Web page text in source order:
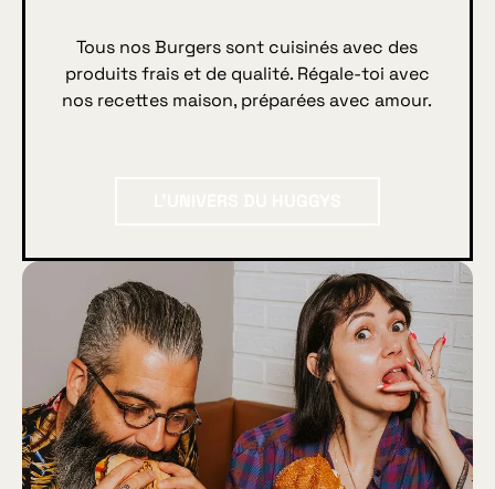
Tous nos Burgers sont cuisinés avec des
produits frais et de qualité. Régale-toi avec
nos recettes maison, préparées avec amour.